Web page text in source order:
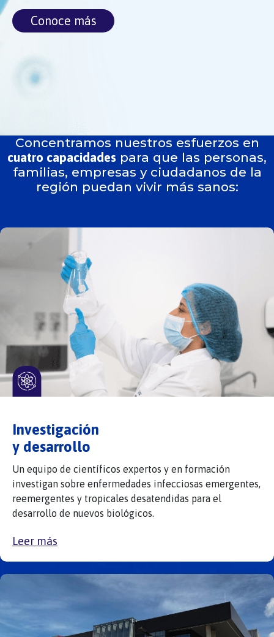
Conoce más
Concentramos nuestros esfuerzos en
cuatro capacidades para que las personas,
familias, empresas y ciudadanos de la
región puedan vivir más sanos:
Investigación
y desarrollo
Un equipo de científicos expertos y en formación
investigan sobre enfermedades infecciosas emergentes,
reemergentes y tropicales desatendidas para el
desarrollo de nuevos biológicos.
Leer más